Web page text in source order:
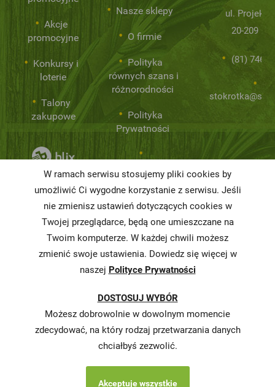
Akcje
promocyjne
Konkursy i
loterie
Talony
zakupowe
Nasze sklepy
O firmie
Polityka
równych szans i
różnorodności
Polityka
Prywatności
żywności
Informacja o
realizowanej
strategii
podatkowej
Karty
Butelkomaty
ul.
20-209
(81) 746
W ramach serwisu stosujemy pliki cookies by
umożliwić Ci wygodne korzystanie z serwisu. Jeśli
nie zmienisz ustawień dotyczących cookies w
Twojej przeglądarce, będą one umieszczane na
Twoim komputerze. W każdej chwili możesz
zmienić swoje ustawienia. Dowiedz się więcej w
naszej Polityce Prywatności
DOSTOSUJ WYBÓR
Możesz dobrowolnie w dowolnym momencie
zdecydować, na który rodzaj przetwarzania danych
chciałbyś zezwolić.
Akceptuje wszystkie